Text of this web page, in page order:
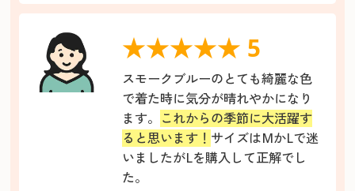
★★★★★ 5
スモークブルーのとても綺麗な色
で着た時に気分が晴れやかになり
ます。 これからの季節に大活躍す
ると思います！ サイズはМかLで迷
いましたがLを購入して正解でし
た。